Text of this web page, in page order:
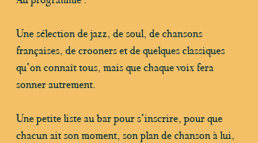
Une sélection de jazz, de soul, de chansons
françaises, de crooners et de quelques classiques
qu’on connaît tous, mais que chaque voix fera
sonner autrement.
Une petite liste au bar pour s’inscrire, pour que
chacun ait son moment, son plan de chanson à lui,